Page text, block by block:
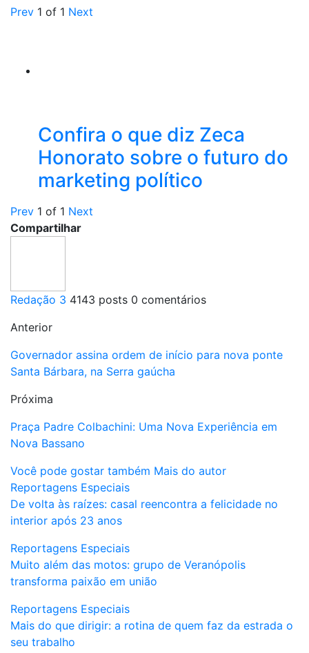
Prev 1 of 1 Next
Confira o que diz Zeca
Honorato sobre o futuro do
marketing político
Prev 1 of 1 Next
Compartilhar
Redação 3 4143 posts 0 comentários
Anterior
Governador assina ordem de início para nova ponte
Santa Bárbara, na Serra gaúcha
Próxima
Praça Padre Colbachini: Uma Nova Experiência em
Nova Bassano
Você pode gostar também Mais do autor
Reportagens Especiais
De volta às raízes: casal reencontra a felicidade no
interior após 23 anos
Reportagens Especiais
Muito além das motos: grupo de Veranópolis
transforma paixão em união
Reportagens Especiais
Mais do que dirigir: a rotina de quem faz da estrada o
seu trabalho